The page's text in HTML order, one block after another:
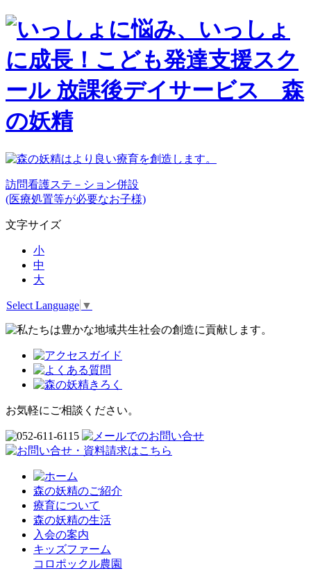
訪問看護ステ－ション併設
(医療処置等が必要なお子様)
文字サイズ
小
中
大
Select Language ▼
お気軽にご相談ください。
森の妖精のご紹介
療育について
森の妖精の生活
入会の案内
キッズファーム
コロポックル農園